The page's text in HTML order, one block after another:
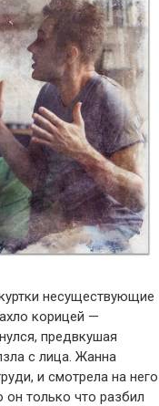
несуществующие
корицей —
предвкушая
с лица. Жанна
и смотрела на него
только что разбил